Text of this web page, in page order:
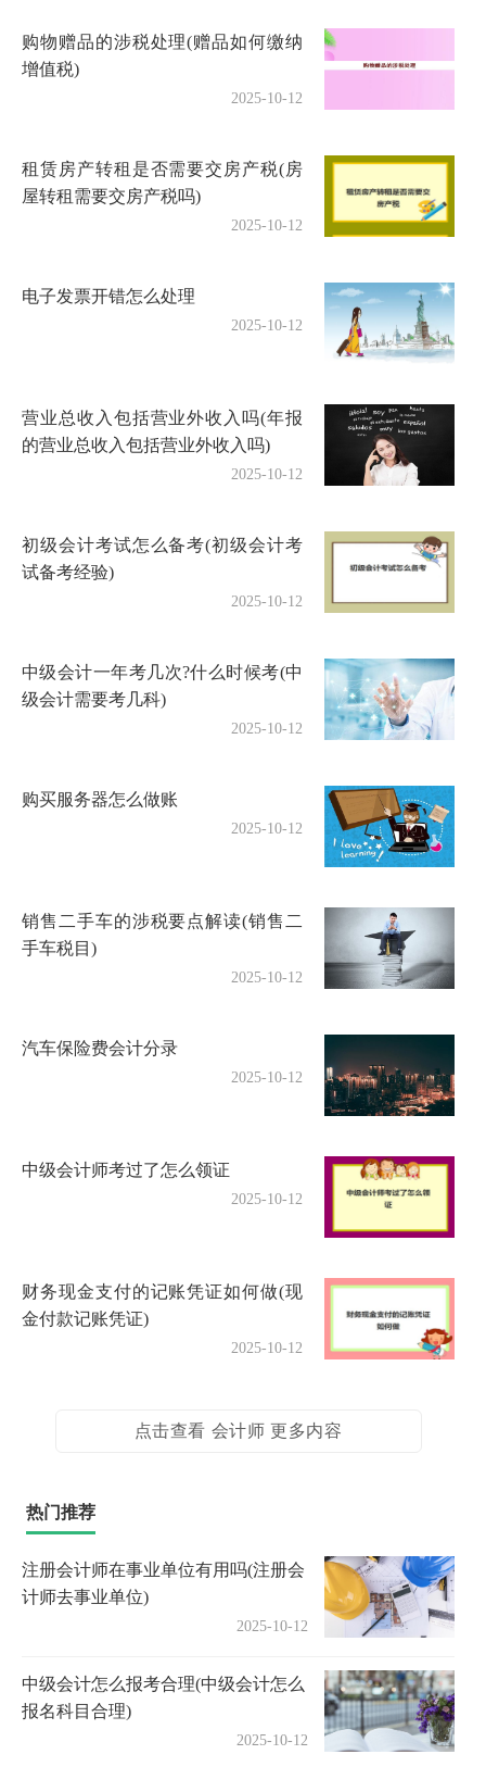
购物赠品的涉税处理(赠品如何缴纳
增值税)
2025-10-12
租赁房产转租是否需要交房产税(房
屋转租需要交房产税吗)
2025-10-12
电子发票开错怎么处理
2025-10-12
营业总收入包括营业外收入吗(年报
的营业总收入包括营业外收入吗)
2025-10-12
初级会计考试怎么备考(初级会计考
试备考经验)
2025-10-12
中级会计一年考几次?什么时候考(中
级会计需要考几科)
2025-10-12
购买服务器怎么做账
2025-10-12
销售二手车的涉税要点解读(销售二
手车税目)
2025-10-12
汽车保险费会计分录
2025-10-12
中级会计师考过了怎么领证
2025-10-12
财务现金支付的记账凭证如何做(现
金付款记账凭证)
2025-10-12
点击查看 会计师 更多内容
热门推荐
注册会计师在事业单位有用吗(注册会
计师去事业单位)
2025-10-12
中级会计怎么报考合理(中级会计怎么
报名科目合理)
2025-10-12